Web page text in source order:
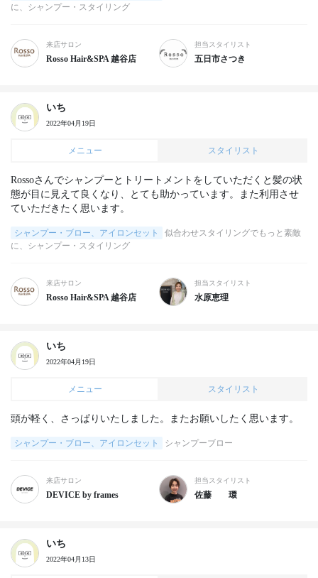
に、シャンプー・スタイリング
来店サロン
Rosso Hair&SPA 越谷店
担当スタイリスト
五日市さつき
いち
2022年04月19日
メニュー スタイリスト
Rossoさんでシャンプーとトリートメントをしていただくと髪の状
態が目に見えて良くなり、とても助かっています。また利用させ
ていただきたく思います。
シャンプー・ブロー、アイロンセット
似合わせスタイリングでもっと素敵
に、シャンプー・スタイリング
来店サロン
Rosso Hair&SPA 越谷店
担当スタイリスト
水原恵理
いち
2022年04月19日
メニュー スタイリスト
頭が軽く、さっぱりいたしました。またお願いしたく思います。
シャンプー・ブロー、アイロンセット シャンプーブロー
来店サロン
DEVICE by frames
担当スタイリスト
佐藤 環
いち
2022年04月13日